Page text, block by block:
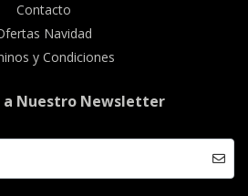
Contacto
Navidad
y Condiciones
a Nuestro Newsletter